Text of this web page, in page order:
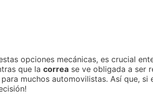
opciones mecánicas, es crucial
que la correa se ve obligada a ser
muchos automovilistas. Así que,